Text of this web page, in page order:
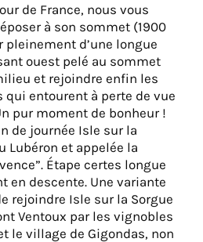
de France, nous vous
à son sommet (1900
d’une longue
ouest pelé au sommet
et rejoindre enfin les
qui entourent à perte de vue
pur moment de bonheur !
de journée Isle sur la
Lubéron et appelée la
Étape certes longue
en descente. Une variante
rejoindre Isle sur la Sorgue
Ventoux par les vignobles
le village de Gigondas, non